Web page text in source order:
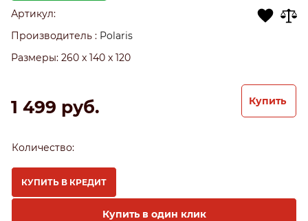
Артикул:
Производитель : Polaris
Размеры: 260 x 140 x 120
1 499 руб. Купить
Количество:
КУПИТЬ В КРЕДИТ
Купить в один клик